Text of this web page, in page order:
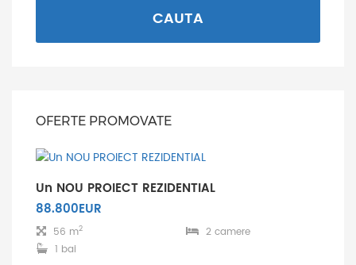
CAUTA
OFERTE PROMOVATE
Un NOU PROIECT REZIDENTIAL
88.800EUR
56 m2
2 camere
1 bai